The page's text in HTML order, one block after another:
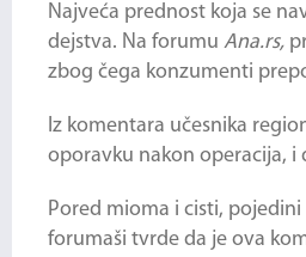
Najveća prednost koja se
dejstva. Na forumu Ana.rs,
zbog čega konzumenti
Iz komentara učesnika
oporavku nakon operacija,
Pored mioma i cisti,
forumaši tvrde da je ova